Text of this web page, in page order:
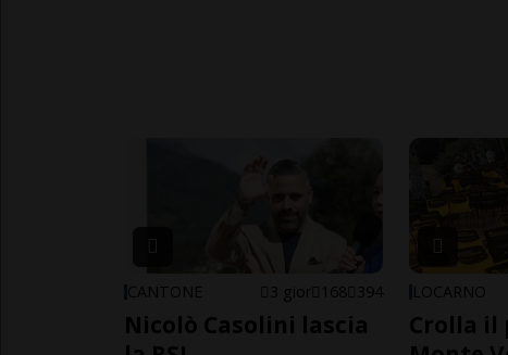
CANTONE 3 gior 168 394
Nicolò Casolini lascia
LOCARNO
Crolla il